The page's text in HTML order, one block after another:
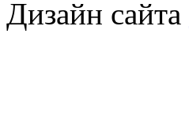
Дизайн сайта